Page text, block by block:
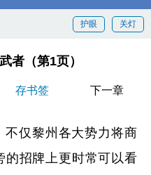
关灯
护眼
者（第1页）
存书签 下一章
不仅黎州各大势力将商
的招牌上更时常可以看